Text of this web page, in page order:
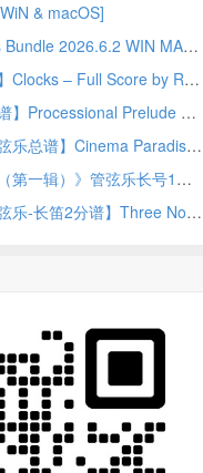
& macOS]
声音素材预置合集 Arturia Sound Banks Bundle 2026.6.2 WIN MAC
【罗伯特·朗菲尔德《时钟》管弦乐总谱】Clocks – Full Score by Robert Longfield Orchestra PDF乐谱下载
【哈维·惠斯勒《列队前奏曲》管弦乐总谱】Processional Prelude – Full Score by Harvey Whistler Orchestra PDF乐谱下载
【鲍勃·克罗格斯塔德《天堂电影院》管弦乐总谱】Cinema Paradiso – Full Score by Bob Krogstad Orchestra PDF乐谱下载
【鲍勃·克罗格斯塔德《圣诞的许多欢乐（第一辑）》管弦乐长号1分谱】The Many Joys Of Christmas (Set One) – Trombone 1 by Bob Krogstad Full Orchestra PDF乐谱下载
【克莱尔·格兰德曼《三首圣诞颂歌》管弦乐-长笛2分谱】Three Noels – Flute 2 by Clare Grundman Full Orchestra PDF乐谱下载